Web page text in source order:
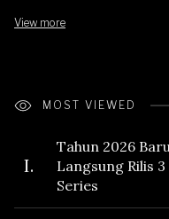
View more
MOST VIEWED
I.
Tahun 2026
Langsung Rilis
Series